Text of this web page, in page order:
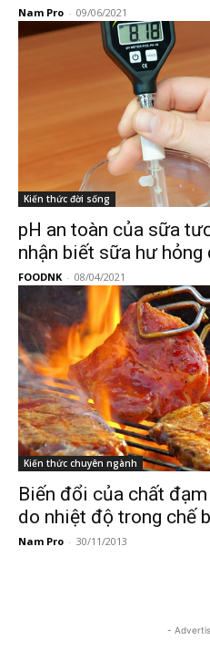
Nam Pro - 09/06/2021
Kiến thức đời sống
pH an toàn của sữa
nhận biết sữa hư hỏng
FOODNK - 08/04/2021
Kiến thức chuyên ngành
Biến đổi của chất
do nhiệt độ trong chế
Nam Pro - 30/11/2013
-